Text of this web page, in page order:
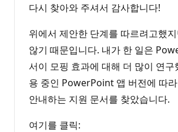
다시 찾아와 주셔서 감사합니다!
위에서 제안한 단계를 따르려고했
않기 때문입니다. 내가 한 일은
서이 모핑 효과에 대해 더 많이 연구
용 중인 PowerPoint 앱 버전에 따
안내하는 지원 문서를 찾았습니다.
여기를 클릭: